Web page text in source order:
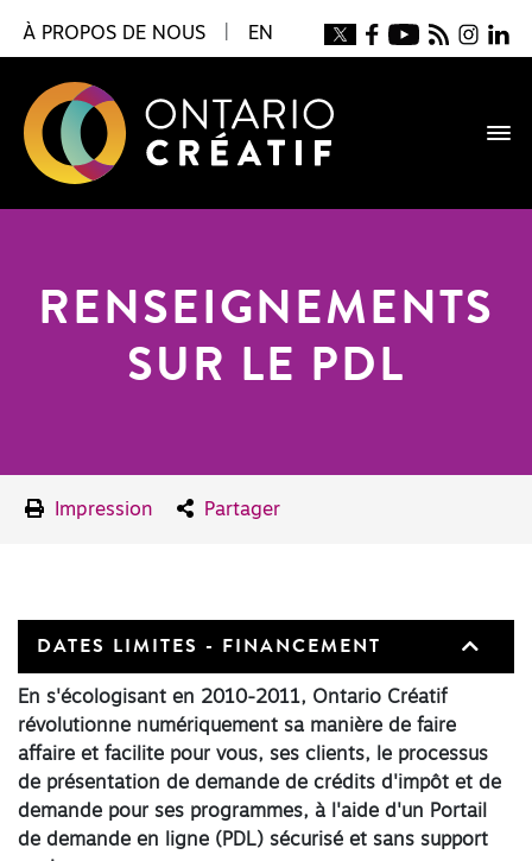
À PROPOS DE NOUS EN
RENSEIGNEMENTS
SUR LE PDL
Impression Partager
DATES LIMITES - FINANCEMENT
En s'écologisant en 2010-2011, Ontario Créatif
révolutionne numériquement sa manière de faire
affaire et facilite pour vous, ses clients, le processus
de présentation de demande de crédits d'impôt et de
demande pour ses programmes, à l'aide d'un Portail
de demande en ligne (PDL) sécurisé et sans support